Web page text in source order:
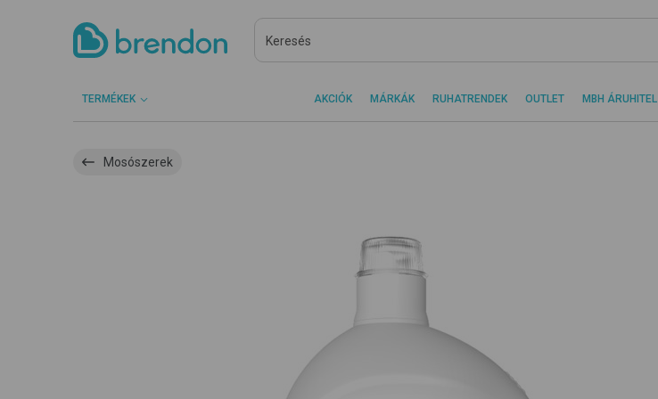
TERMÉKEK AKCIÓK MÁRKÁK RUHATRENDEK OUTLET MBH ÁRUHITEL
Mosószerek